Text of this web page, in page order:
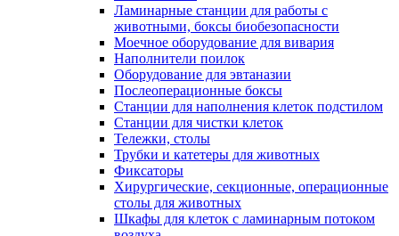
Ламинарные станции для работы с
животными, боксы биобезопасности
Моечное оборудование для вивария
Наполнители поилок
Оборудование для эвтаназии
Послеоперационные боксы
Станции для наполнения клеток подстилом
Станции для чистки клеток
Тележки, столы
Трубки и катетеры для животных
Фиксаторы
Хирургические, секционные, операционные
столы для животных
Шкафы для клеток с ламинарным потоком